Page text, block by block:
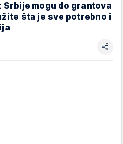
mogu do grantova
šta je sve potrebno i